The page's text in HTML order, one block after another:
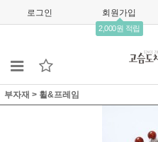
로그인 회원가입
2,000원 적립
부자재 > 휠&프레임